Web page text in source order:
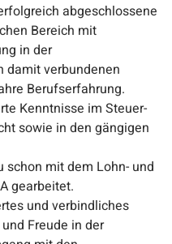
abgeschlossene
Bereich mit
in der
damit verbundenen
Berufserfahrung.
Kenntnisse im Steuer-
sowie in den gängigen
schon mit dem Lohn- und
gearbeitet.
und verbindliches
Freude in der